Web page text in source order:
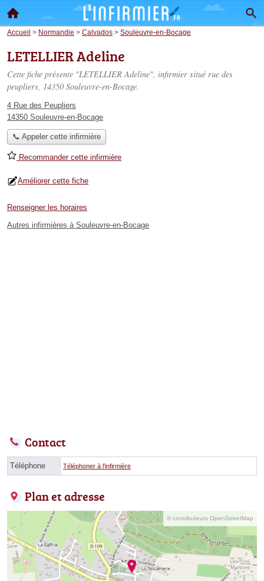
Accueil > Normandie > Calvados > Souleuvre-en-Bocage
LETELLIER Adeline
Cette fiche présente "LETELLIER Adeline", infirmier situé rue des
peupliers, 14350 Souleuvre-en-Bocage.
4 Rue des Peupliers
14350 Souleuvre-en-Bocage
📞 Appeler cette infirmière
Recommander cette infirmière
Améliorer cette fiche
Renseigner les horaires
Autres infirmières à Souleuvre-en-Bocage
Contact
Téléphone Téléphoner à l'infirmière
Plan et adresse
© contributeurs OpenStreetMap